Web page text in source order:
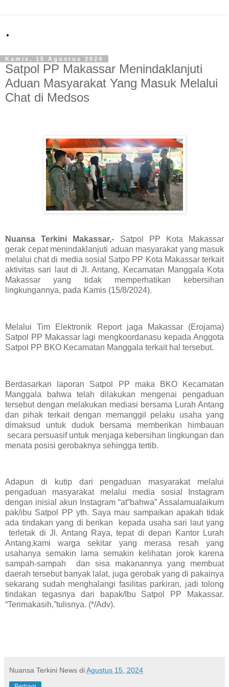
.
Kamis, 15 Agustus 2024
Satpol PP Makassar Menindaklanjuti
Aduan Masyarakat Yang Masuk Melalui
Chat di Medsos
Nuansa Terkini Makassar,- Satpol PP Kota Makassar
gerak cepat menindaklanjuti aduan masyarakat yang masuk
melalui chat di media sosial Satpo PP Kota Makassar terkait
aktivitas sari laut di Jl. Antang, Kecamatan Manggala Kota
Makassar yang tidak memperhatikan kebersihan
lingkungannya, pada Kamis (15/8/2024).
Melalui Tim Elektronik Report jaga Makassar (Erojama)
Satpol PP Makassar lagi mengkoordanasu kepada Anggota
Satpol PP BKO Kecamatan Manggala terkait hal tersebut.
Berdasarkan laporan Satpol PP maka BKO Kecamatan
Manggala bahwa telah dilakukan mengenai pengaduan
tersebut dengan melakukan mediasi bersama Lurah Antang
dan pihak terkait dengan memanggil pelaku usaha yang
dimaksud untuk duduk bersama memberikan himbauan
secara persuasif untuk menjaga kebersihan lingkungan dan
menata posisi gerobaknya sehingga tertib.
Adapun di kutip dari pengaduan masyarakat melalui
pengaduan masyarakat melalui media sosial Instagram
dengan inisial akun Instagram “at”bahwa” Assalamualaikum
pak/ibu Satpol PP yth. Saya mau sampaikan apakah tidak
ada tindakan yang di berikan
kepada usaha sari laut yang
terletak di Jl. Antang Raya, tepat di depan Kantor Lurah
Antang,kami warga sekitar yang merasa resah yang
usahanya semakin lama semakin kelihatan jorok karena
sampah-sampah
dan sisa makanannya yang membuat
daerah tersebut banyak lalat, juga gerobak yang di pakainya
sekarang sudah menghalangi fasilitas parkiran, jadi tolong
tindakan tegasnya dari bapak/Ibu Satpol PP Makassar.
“Terimakasih,”tulisnya. (*/Adv).
Nuansa Terkini News diAgustus 15, 2024